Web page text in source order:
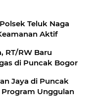
Teluk Naga
Aktif
RT/RW Baru
di Puncak Bogor
Jaya di Puncak